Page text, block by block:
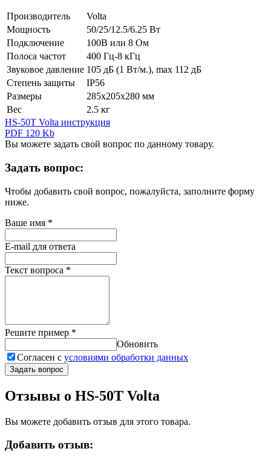
Производитель
Volta
Мощность
50/25/12.5/6.25 Вт
Подключение
100В или 8 Ом
Полоса частот
400 Гц-8 кГц
Звуковое давление 105 дБ (1 Вт/м.), max 112 дБ
Степень защиты
IP56
Размеры
285х205х280 мм
Вес
2.5 кг
HS-50T Volta инструкция
PDF 120 Kb
Вы можете задать свой вопрос по данному товару.
Задать вопрос:
Чтобы добавить свой вопрос, пожалуйста, заполните форму
ниже.
Ваше имя *
E-mail для ответа
Текст вопроса *
Решите пример *
Обновить
Согласен с условиями обработки данных
Задать вопрос
Отзывы о HS-50T Volta
Вы можете добавить отзыв для этого товара.
Добавить отзыв: